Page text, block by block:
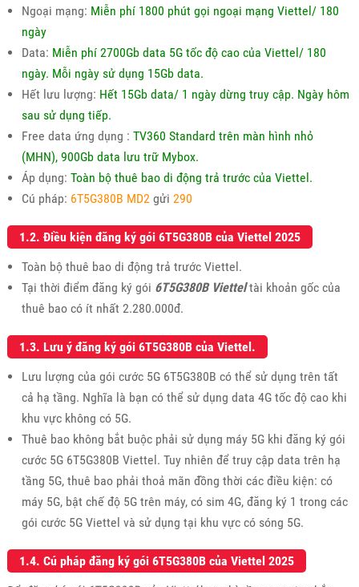
Ngoại mạng: Miễn phí 1800 phút gọi ngoại mạng Viettel/ 180
ngày
Data: Miễn phí 2700Gb data 5G tốc độ cao của Viettel/ 180
ngày. Mỗi ngày sử dụng 15Gb data.
Hết lưu lượng: Hết 15Gb data/ 1 ngày dừng truy cập. Ngày hôm
sau sử dụng tiếp.
Free data ứng dụng : TV360 Standard trên màn hình nhỏ
(MHN), 900Gb data lưu trữ Mybox.
Áp dụng: Toàn bộ thuê bao di động trả trước của Viettel.
Cú pháp: 6T5G380B MD2 gửi 290
1.2. Điều kiện đăng ký gói 6T5G380B của Viettel 2025
Toàn bộ thuê bao di động trả trước Viettel.
Tại thời điểm đăng ký gói 6T5G380B Vietteltài khoản gốc của
thuê bao có ít nhất 2.280.000đ.
1.3. Lưu ý đăng ký gói 6T5G380B của Viettel.
Lưu lượng của gói cước 5G 6T5G380B có thể sử dụng trên tất
cả hạ tầng. Nghĩa là bạn có thể sử dụng data 4G tốc độ cao khi
khu vực không có 5G.
Thuê bao không bắt buộc phải sử dụng máy 5G khi đăng ký gói
cước 5G 6T5G380B Viettel. Tuy nhiên để truy cập data trên hạ
tầng 5G, thuê bao phải thoả mãn đồng thời các điều kiện: có
máy 5G, bật chế độ 5G trên máy, có sim 4G, đăng ký 1 trong các
gói cước 5G Viettel và sử dụng tại khu vực có sóng 5G.
1.4. Cú pháp đăng ký gói 6T5G380B của Viettel 2025